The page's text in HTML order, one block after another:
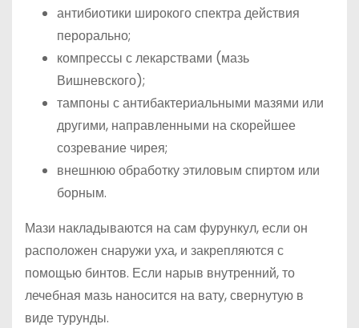
антибиотики широкого спектра действия
перорально;
компрессы с лекарствами (мазь
Вишневского);
тампоны с антибактериальными мазями или
другими, направленными на скорейшее
созревание чирея;
внешнюю обработку этиловым спиртом или
борным.
Мази накладываются на сам фурункул, если он
расположен снаружи уха, и закрепляются с
помощью бинтов. Если нарыв внутренний, то
лечебная мазь наносится на вату, свернутую в
виде турунды.